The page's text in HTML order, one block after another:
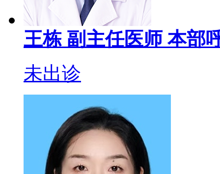
王栋 副主任医师本部
未出诊